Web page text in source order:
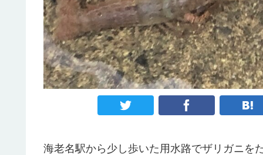
海老名駅から少し歩いた用水路でザリガニを